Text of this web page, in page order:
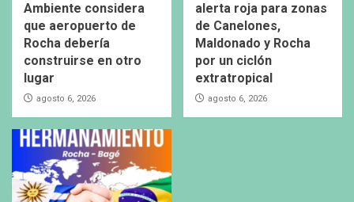
Ambiente considera
que aeropuerto de
Rocha debería
construirse en otro
lugar
agosto 6, 2026
alerta roja para zonas
de Canelones,
Maldonado y Rocha
por un ciclón
extratropical
agosto 6, 2026